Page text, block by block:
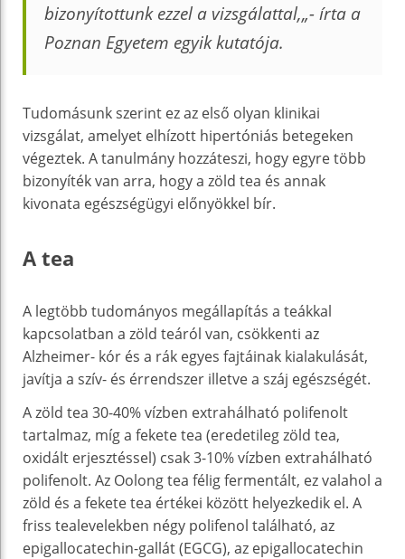
bizonyítottunk ezzel a vizsgálattal,„- írta a
Poznan Egyetem egyik kutatója.
Tudomásunk szerint ez az első olyan klinikai
vizsgálat, amelyet elhízott hipertóniás betegeken
végeztek. A tanulmány hozzáteszi, hogy egyre több
bizonyíték van arra, hogy a zöld tea és annak
kivonata egészségügyi előnyökkel bír.
A tea
A legtöbb tudományos megállapítás a teákkal
kapcsolatban a zöld teáról van, csökkenti az
Alzheimer- kór és a rák egyes fajtáinak kialakulását,
javítja a szív- és érrendszer illetve a száj egészségét.
A zöld tea 30-40% vízben extrahálható polifenolt
tartalmaz, míg a fekete tea (eredetileg zöld tea,
oxidált erjesztéssel) csak 3-10% vízben extrahálható
polifenolt. Az Oolong tea félig fermentált, ez valahol a
zöld és a fekete tea értékei között helyezkedik el. A
friss tealevelekben négy polifenol található, az
epigallocatechin-gallát (EGCG), az epigallocatechin